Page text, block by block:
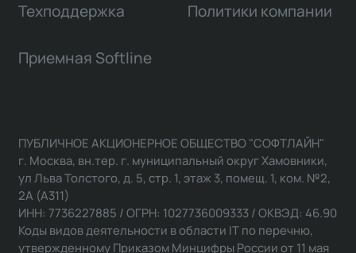
Техподдержка Политики компании
Приемная Softline
ПУБЛИЧНОЕ АКЦИОНЕРНОЕ ОБЩЕСТВО "СОФТЛАЙН"
г. Москва, вн.тер. г. муниципальный округ Хамовники,
ул Льва Толстого, д. 5, стр. 1, этаж 3, помещ. 1, ком. №2,
2А (А311)
ИНН: 7736227885 / ОГРН: 1027736009333 / ОКВЭД: 46.90
Коды видов деятельности в области IT по перечню,
утвержденному Приказом Минцифры России от 11 мая